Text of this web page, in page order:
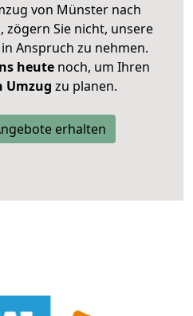
von Münster nach
Sie nicht, unsere
Anspruch zu nehmen.
heutenoch, um Ihren
Umzug zu planen.
erhalten